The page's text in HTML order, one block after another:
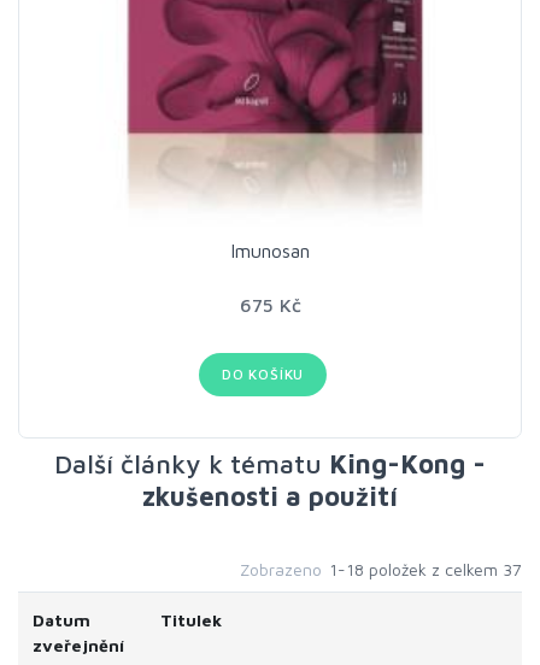
Imunosan
675 Kč
DO KOŠÍKU
Další články k tématu King-Kong -
zkušenosti a použití
Zobrazeno 1-18 položek z celkem 37
Datum
zveřejnění
Titulek